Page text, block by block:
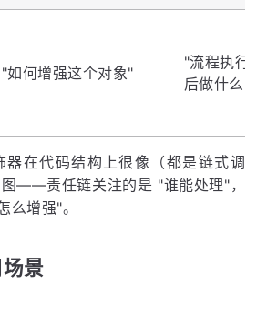
"如何增强这个对象"
"流程执行前
后做什么"
器在代码结构上很像（都是链式调
——责任链关注的是 "谁能处理"，
么增强"。
景